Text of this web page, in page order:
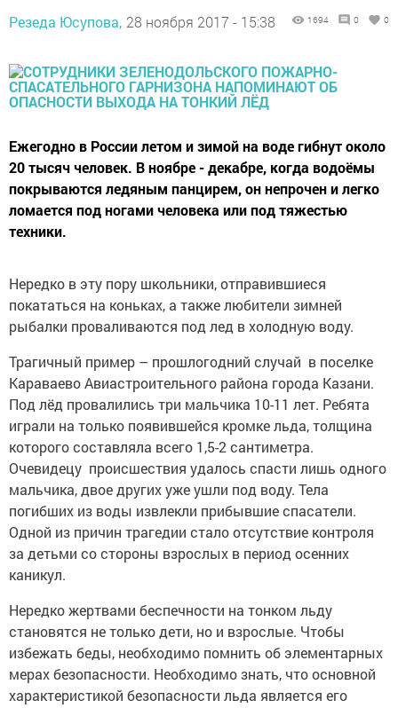
Резеда Юсупова, 28 ноября 2017 - 15:38 1694 0 0
Ежегодно в России летом и зимой на воде гибнут около
20 тысяч человек. В ноябре - декабре, когда водоёмы
покрываются ледяным панцирем, он непрочен и легко
ломается под ногами человека или под тяжестью
техники.
Нередко в эту пору школьники, отправившиеся
покататься на коньках, а также любители зимней
рыбалки проваливаются под лед в холодную воду.
Трагичный пример – прошлогодний случай в поселке
Караваево Авиастроительного района города Казани.
Под лёд провалились три мальчика 10-11 лет. Ребята
играли на только появившейся кромке льда, толщина
которого составляла всего 1,5-2 сантиметра.
Очевидецу происшествия удалось спасти лишь одного
мальчика, двое других уже ушли под воду. Тела
погибших из воды извлекли прибывшие спасатели.
Одной из причин трагедии стало отсутствие контроля
за детьми со стороны взрослых в период осенних
каникул.
Нередко жертвами беспечности на тонком льду
становятся не только дети, но и взрослые. Чтобы
избежать беды, необходимо помнить об элементарных
мерах безопасности. Необходимо знать, что основной
характеристикой безопасности льда является его